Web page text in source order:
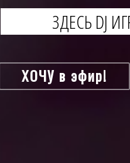
ЗДЕСЬ DJ ИГ
ХОЧУ в эфир!